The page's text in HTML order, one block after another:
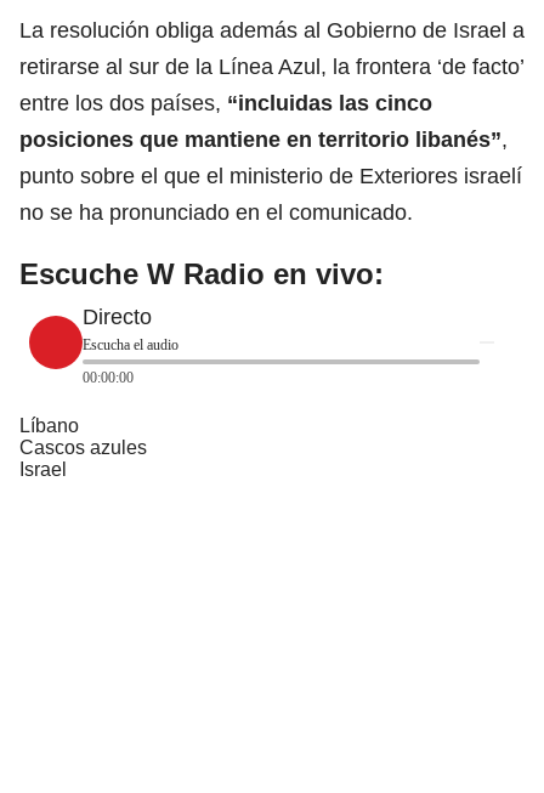
La resolución obliga además al Gobierno de Israel a
retirarse al sur de la Línea Azul, la frontera ‘de facto’
entre los dos países, “incluidas las cinco
posiciones que mantiene en territorio libanés”,
punto sobre el que el ministerio de Exteriores israelí
no se ha pronunciado en el comunicado.
Escuche W Radio en vivo:
Directo
Escucha el audio
00:00:00
Líbano
Cascos azules
Israel